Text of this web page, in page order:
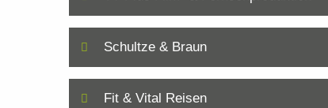
Schultze & Braun
Fit & Vital Reisen